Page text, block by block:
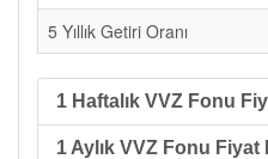
5 Yıllık Getiri Oranı
1 Haftalık VVZ Fonu
1 Aylık VVZ Fonu